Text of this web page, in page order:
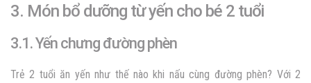
3. Món bổ dưỡng từ yến cho bé 2 tuổi
3.1. Yến chưng đường phèn
Trẻ 2 tuổi ăn yến như thế nàokhi nấu cùng đường phèn? Với 2